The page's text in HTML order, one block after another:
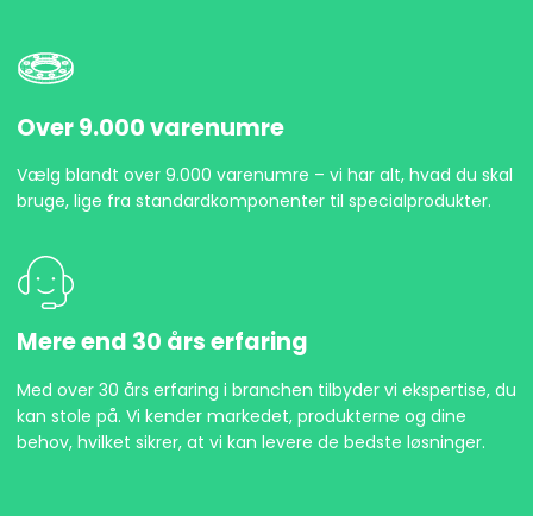
Over 9.000 varenumre
Vælg blandt over 9.000 varenumre – vi har alt, hvad du skal
bruge, lige fra standardkomponenter til specialprodukter.
Mere end 30 års erfaring
Med over 30 års erfaring i branchen tilbyder vi ekspertise, du
kan stole på. Vi kender markedet, produkterne og dine
behov, hvilket sikrer, at vi kan levere de bedste løsninger.